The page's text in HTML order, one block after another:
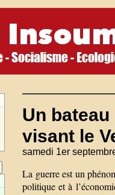
Un
visant le
samedi 1er
La guerre est un
politique et à